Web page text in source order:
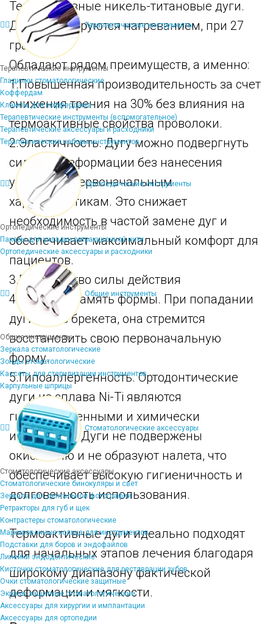
Терапевтические инструменты
Терапевтические инструменты
Гладилки стоматологические
Коффердам
Клампы для коффердама
Терапевтические инструменты (вспомогательное)
Терапевтические аксессуары и расходники
Терапевтические наборы инструментов
Ортопедические инструменты
Ортопедические инструменты
Пакеры для укладки ретракционной нити
Ортопедические аксессуары и расходники
Общие инструменты
Общие инструменты
Зеркала стоматологические
Зонды стоматологические
Кассеты для стерилизации инструментов
Карпульные шприцы
Стоматологические аксессуары
Стоматологические аксессуары
Стоматологические бинокуляры и свет
Зеркала для дентальной фотографии
Ретракторы для губ и щек
Контрастеры стоматологические
Маркировочные кольца для инструментов
Подставки для боров и эндофайлов
Линейки эндодонтические
Кисточки стоматологические для реставрации зубов
Очки стоматологические защитные
Экраны защитные стоматологические
Аксессуары для хирургии и имплантации
Аксессуары для ортопедии
Термоактивные никель-титановые дуги.
Дуги активируются нагреванием, при 27
градусах..
Обладают рядом преимуществ, а именно:
1.Повышенная производительность за счет
снижения трения на 30% без влияния на
термоактивные свойства проволоки.
2.Эластичность. Дугу можно подвергнуть
сильной деформации без нанесения
ущерба ее первоначальным
характеристикам. Это снижает
необходимость в частой замене дуг и
обеспечивает максимальный комфорт для
пациентов.
3.Постоянство силы действия
4.Хорошая память формы. При попадании
дуги в паз брекета, она стремится
восстановить свою первоначальную
форму.
5.Гипоаллергенность. Ортодонтические
дуги из сплава Ni-Ti являются
гипоаллергенными и химически
инертными. Дуги не подвержены
окислению и не образуют налета, что
обеспечивает высокую гигиеничность и
долговечность использования.
Термоактивные дуги идеально подходят
для начальных этапов лечения благодаря
широкому диапазону фактической
деформации и мягкости.